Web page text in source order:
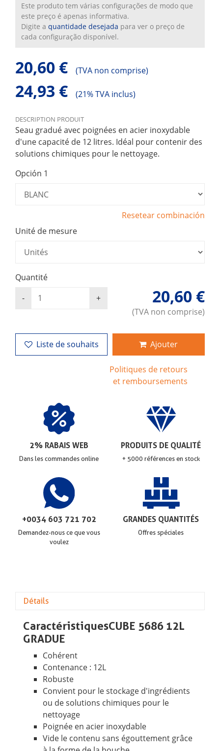
Este produto tem várias configurações de modo que
este preço é apenas informativa.
Digite aquantidade desejada para ver o preço de
cada configuração disponível.
20,60 € (TVA non comprise)
24,93 € (21% TVA inclus)
DESCRIPTION PRODUIT
Seau gradué avec poignées en acier inoxydable
d'une capacité de 12 litres. Idéal pour contenir des
solutions chimiques pour le nettoyage.
Opción 1
Resetear combinación
Unité de mesure
Quantité
20,60 €
(TVA non comprise)
Liste de souhaits Ajouter
Politiques de retours
et remboursements
2% RABAIS WEB
Dans les commandes online
PRODUITS DE QUALITÉ
+ 5000 références en stock
+0034 603 721 702
Demandez-nous ce que vous
voulez
GRANDES QUANTITÉS
Offres spéciales
Détails
Caractéristiques CUBE 5686 12L
GRADUE
Cohérent
Contenance : 12L
Robuste
Convient pour le stockage d'ingrédients
ou de solutions chimiques pour le
nettoyage
Poignée en acier inoxydable
Vide le contenu sans égouttement grâce